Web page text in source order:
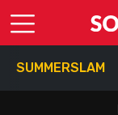
SUMMERSLAM